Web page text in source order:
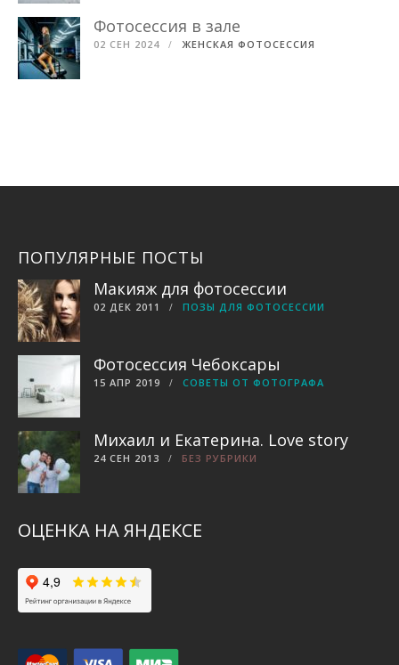
Фотосессия в зале
02 СЕН 2024 ЖЕНСКАЯ ФОТОСЕССИЯ
ПОПУЛЯРНЫЕ ПОСТЫ
Макияж для фотосессии
02 ДЕК 2011 ПОЗЫ ДЛЯ ФОТОСЕССИИ
Фотосессия Чебоксары
15 АПР 2019 СОВЕТЫ ОТ ФОТОГРАФА
Михаил и Екатерина. Love story
24 СЕН 2013 БЕЗ РУБРИКИ
ОЦЕНКА НА ЯНДЕКСЕ